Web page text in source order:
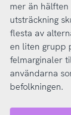
mer än
utsträckning
flesta av
en liten grupp
felmarginaler
användarna
befolkningen.